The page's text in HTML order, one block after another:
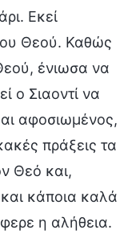
Εκεί
Θεού. Καθώς
ένιωσα να
ο Σιαοντί να
αφοσιωμένος,
πράξεις τα
Θεό και,
κάποια καλά
η αλήθεια.